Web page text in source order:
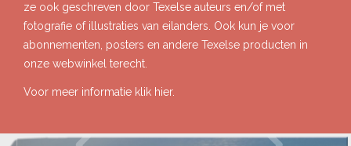
ze ook geschreven door Texelse auteurs en/of met
fotografie of illustraties van eilanders. Ook kun je voor
abonnementen, posters en andere Texelse producten in
onze webwinkel terecht.
Voor meer informatie klik hier.